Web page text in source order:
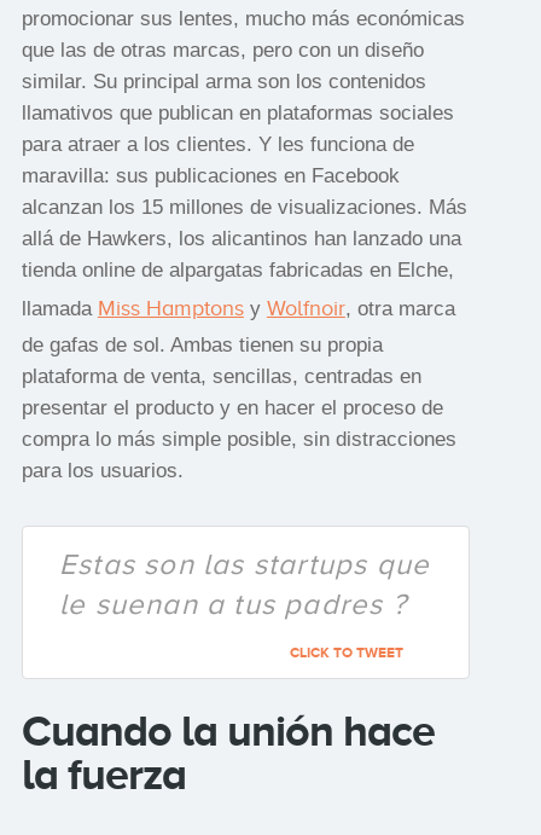
promocionar sus lentes, mucho más económicas
que las de otras marcas, pero con un diseño
similar. Su principal arma son los contenidos
llamativos que publican en plataformas sociales
para atraer a los clientes. Y les funciona de
maravilla: sus publicaciones en Facebook
alcanzan los 15 millones de visualizaciones. Más
allá de Hawkers, los alicantinos han lanzado una
tienda online de alpargatas fabricadas en Elche,
llamada Miss Hamptonsy Wolfnoir, otra marca
de gafas de sol. Ambas tienen su propia
plataforma de venta, sencillas, centradas en
presentar el producto y en hacer el proceso de
compra lo más simple posible, sin distracciones
para los usuarios.
Estas son las startups que
le suenan a tus padres ?
CLICK TO TWEET
Cuando la unión hace
la fuerza